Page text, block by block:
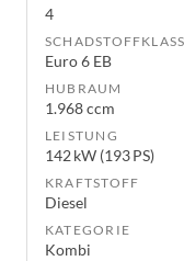
4
Euro 6 EB
HUBRAUM
1.968 ccm
LEISTUNG
142 kW (193 PS)
KRAFTSTOFF
Diesel
KATEGORIE
Kombi